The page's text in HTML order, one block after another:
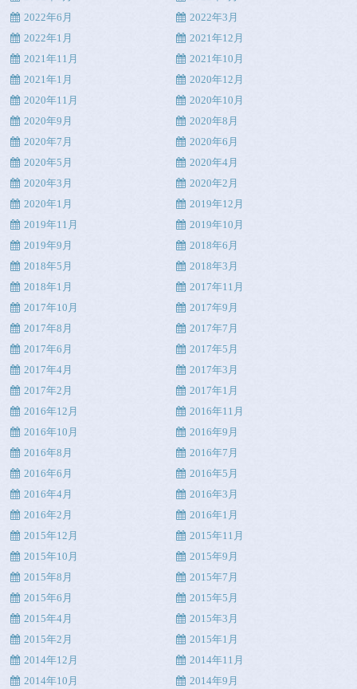
2022年6月
2022年3月
2022年1月
2021年12月
2021年11月
2021年10月
2021年1月
2020年12月
2020年11月
2020年10月
2020年9月
2020年8月
2020年7月
2020年6月
2020年5月
2020年4月
2020年3月
2020年2月
2020年1月
2019年12月
2019年11月
2019年10月
2019年9月
2018年6月
2018年5月
2018年3月
2018年1月
2017年11月
2017年10月
2017年9月
2017年8月
2017年7月
2017年6月
2017年5月
2017年4月
2017年3月
2017年2月
2017年1月
2016年12月
2016年11月
2016年10月
2016年9月
2016年8月
2016年7月
2016年6月
2016年5月
2016年4月
2016年3月
2016年2月
2016年1月
2015年12月
2015年11月
2015年10月
2015年9月
2015年8月
2015年7月
2015年6月
2015年5月
2015年4月
2015年3月
2015年2月
2015年1月
2014年12月
2014年11月
2014年10月
2014年9月